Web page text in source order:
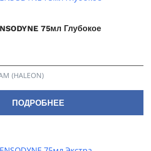
75мл Глубокое
(HALEON)
ПОДРОБНЕЕ